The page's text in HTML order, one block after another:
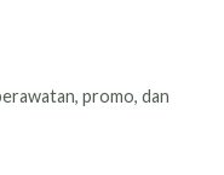
promo, dan